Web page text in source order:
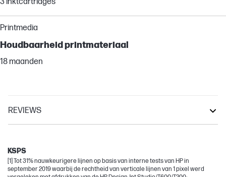
Printmedia
Houdbaarheid printmateriaal
18 maanden
REVIEWS
Other compatible products
KSPS
[1] Tot 31% nauwkeurigere lijnen op basis van interne tests van HP in
september 2019 waarbij de rechtheid van verticale lijnen van 1 pixel werd